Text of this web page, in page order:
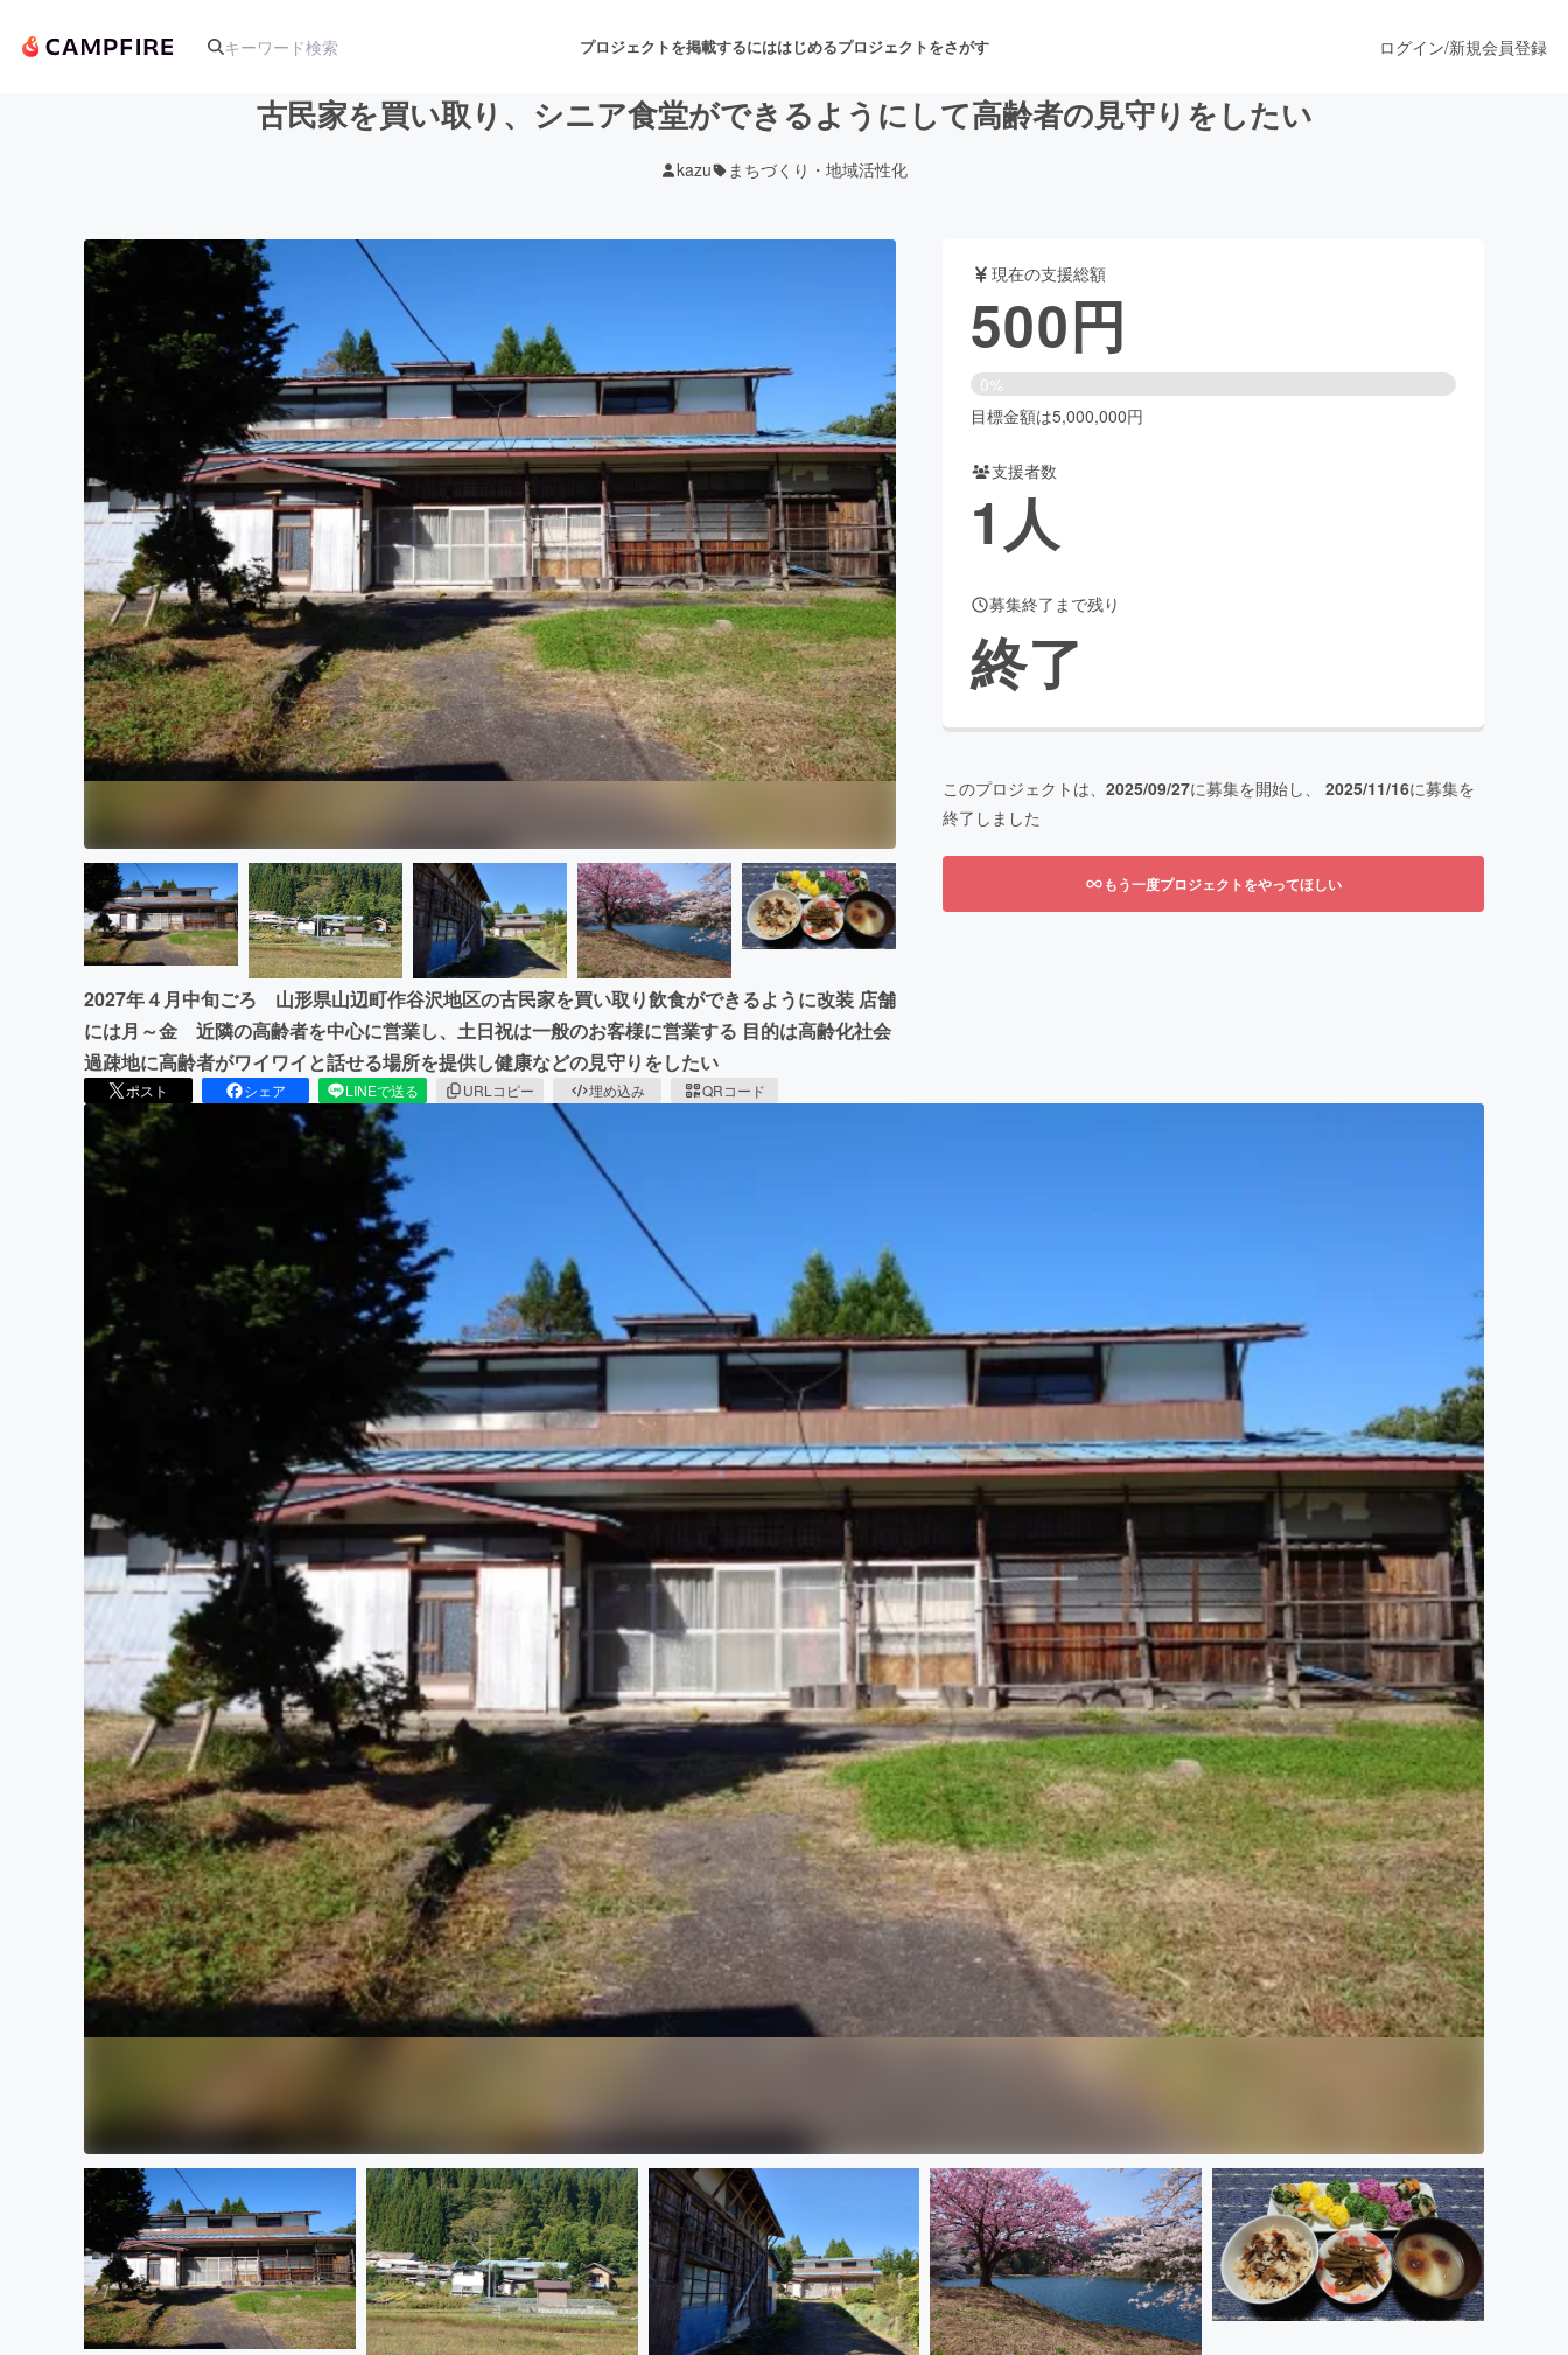
プロジェクトを掲載するにははじめるプロジェクトをさがす
アート・写真 舞台・パフォーマンス
テクノロジー・ガジェット ゲーム・サービス開発 フード・飲食店
映像・映画 書籍・雑誌出版 アニメ・漫画
ビジネス・起業 チャレンジ ビューティー・ヘルスケア
まちづくり・地域活性化
CAMPFIRE for Social GoodCAMPFIRE Creation
CAMPFIREふるさと納税machi-yaコミュニティ
ログイン/新規会員登録
古民家を買い取り、シニア食堂ができるようにして高齢者の見守りをしたい
kazu まちづくり・地域活性化
2027年４月中旬ごろ 山形県山辺町作谷沢地区の古民家を買い取り飲食ができるように改装 店舗
には月～金 近隣の高齢者を中心に営業し、土日祝は一般のお客様に営業する 目的は高齢化社会
過疎地に高齢者がワイワイと話せる場所を提供し健康などの見守りをしたい
ポスト シェア LINEで送る URLコピー 埋め込み QRコード
現在の支援総額
500円
0%
目標金額は5,000,000円
支援者数
1人
募集終了まで残り
終了
このプロジェクトは、 2025/09/27に募集を開始し、 2025/11/16に募集を
終了しました
もう一度プロジェクトをやってほしい